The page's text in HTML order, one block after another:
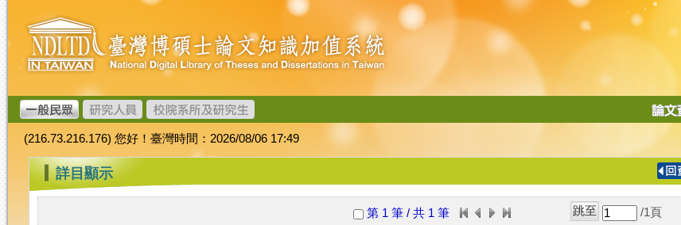
跳
到
主
要
內
容
臺
灣
博
碩
士
論
文
加
值
系
統
導
(216.73.216.176) 您好！臺灣時間：2026/08/06 17:49
::: 詳目顯示
第 1 筆 / 共 1 筆 /1 頁